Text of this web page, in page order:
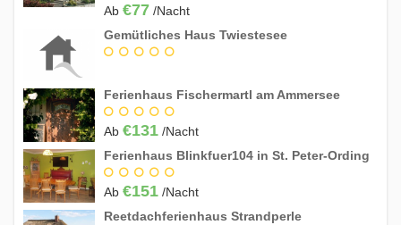
Ab €77 /Nacht
Gemütliches Haus Twiestesee
Ferienhaus Fischermartl am Ammersee
Ab €131 /Nacht
Ferienhaus Blinkfuer104 in St. Peter-Ording
Ab €151 /Nacht
Reetdachferienhaus Strandperle